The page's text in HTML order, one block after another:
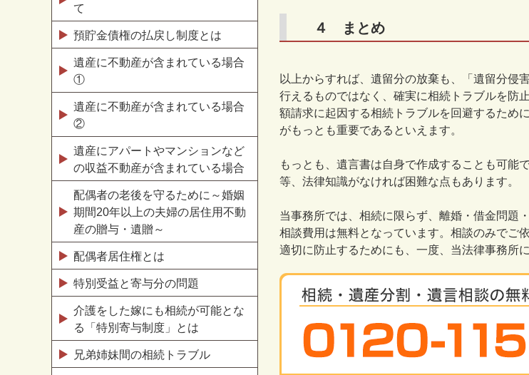
４ まとめ
以上からすれば、遺留分の放棄も、「遺留分侵
行えるものではなく、確実に相続トラブルを防
額請求に起因する相続トラブルを回避するため
がもっとも重要であるといえます。
もっとも、遺言書は自身で作成することも可能
等、法律知識がなければ困難な点もあります。
当事務所では、相続に限らず、離婚・借金問題
相談費用は無料となっています。相談のみでご
適切に防止するためにも、一度、当法律事務所
て
預貯金債権の払戻し制度とは
遺産に不動産が含まれている場合
①
遺産に不動産が含まれている場合
②
遺産にアパートやマンションなど
の収益不動産が含まれている場合
配偶者の老後を守るために～婚姻
期間20年以上の夫婦の居住用不動
産の贈与・遺贈～
配偶者居住権とは
特別受益と寄与分の問題
介護をした嫁にも相続が可能とな
る「特別寄与制度」とは
兄弟姉妹間の相続トラブル